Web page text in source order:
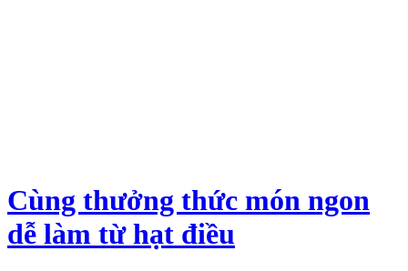
Cùng thưởng thức món ngon
dễ làm từ hạt điều